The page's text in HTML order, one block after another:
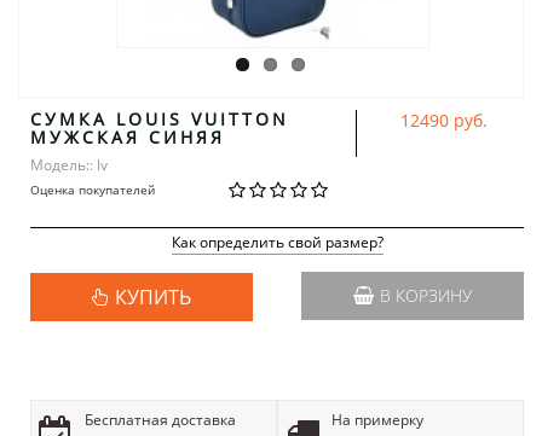
СУМКА LOUIS VUITTON
МУЖСКАЯ СИНЯЯ
Модель:: lv
Оценка покупателей
12490 руб.
Как определить свой размер?
КУПИТЬ В КОРЗИНУ
Бесплатная доставка
На примерку